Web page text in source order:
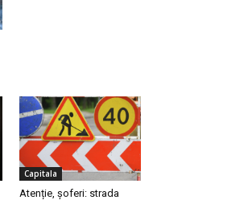
Capitala
Atenție, șoferi: strada